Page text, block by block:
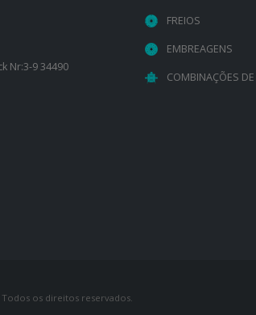
Nr:3-9 34490
FREIOS
EMBREAGENS
COMBINAÇÕES
Todos os direitos reservados.